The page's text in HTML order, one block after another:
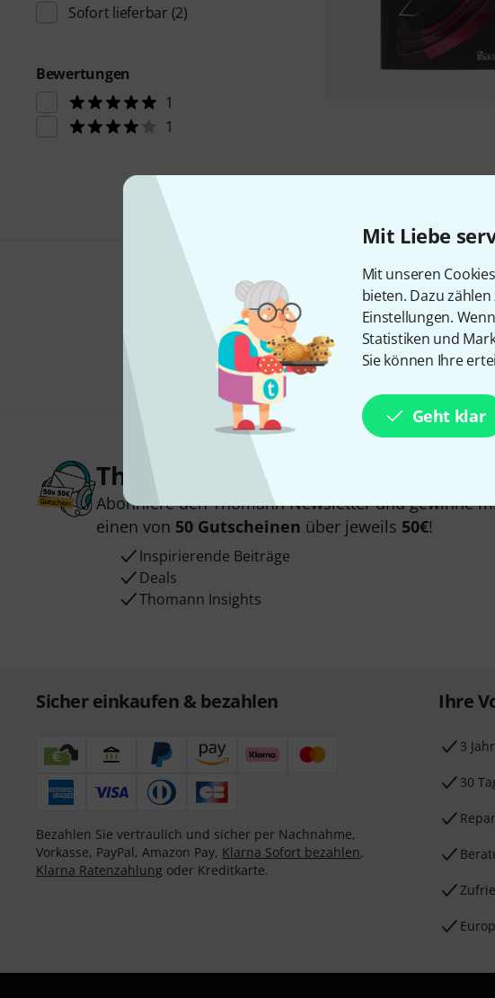
Mit Liebe
Mit unseren
bieten. Dazu
Einstellungen.
Statistiken und
Sie können Ihre
Geht klar
Sofort lieferbar (2)
Bewertungen
1
1
Thomann Newsletter
Abonniere den Thomann Newsletter und gewinne
einen von 50 Gutscheinen über jeweils 50€!
Inspirierende Beiträge
Deals
Thomann Insights
Sicher einkaufen & bezahlen
Bezahlen Sie vertraulich und sicher per Nachnahme,
Vorkasse, PayPal, Amazon Pay, Klarna Sofort bezahlen,
Klarna Ratenzahlung oder Kreditkarte.
Ihre
3
30